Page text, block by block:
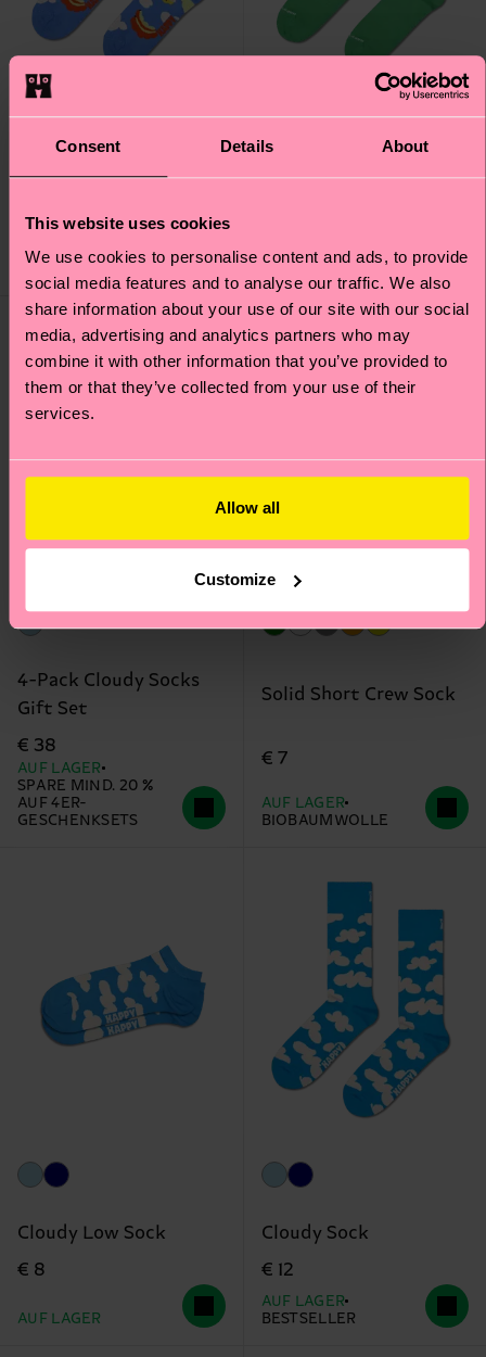
Consent Details About
This website uses cookies
We use cookies to personalise content and ads, to provide
social media features and to analyse our traffic. We also
share information about your use of our site with our social
media, advertising and analytics partners who may
combine it with other information that you’ve provided to
them or that they’ve collected from your use of their
services.
Allow all
Customize
Cloudy Fruit Sock
€ 12
Solid Sneaker Sock
AUF LAGER
BIOBAUMWOLLE
4-Pack Cloudy Socks
Gift Set
€ 38
AUF LAGER
SPARE MIND. 20 %
AUF 4ER-
GESCHENKSETS
Solid Short Crew Sock
€ 7
AUF LAGER
BIOBAUMWOLLE
Cloudy Low Sock
€ 8
AUF LAGER
Cloudy Sock
€ 12
AUF LAGER
BESTSELLER